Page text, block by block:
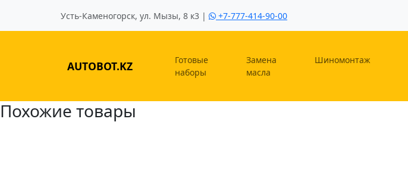
Усть-Каменогорск, ул. Мызы, 8 к3 | +7-777-414-90-00
AUTOBOT.KZ
Готовые
наборы
Замена
масла
Шиномонтаж
Похожие товары